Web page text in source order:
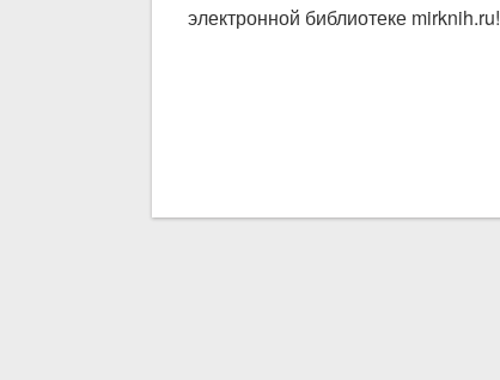
электронной библиотеке mirknih.ru!